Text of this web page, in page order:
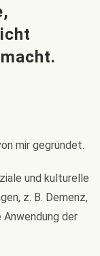
mir gegründet.
und kulturelle
z. B. Demenz,
Anwendung der